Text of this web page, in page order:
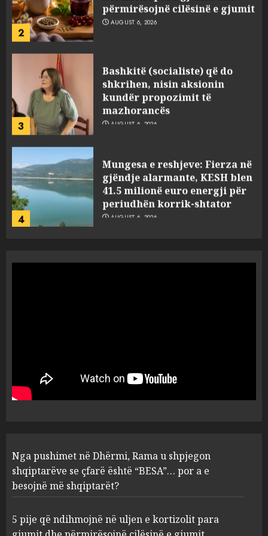
2
përmirësojnë cilësinë e gjumit
AUGUST 6, 2026
3
Bashkitë (socialiste) që do
shkrihen, nisin aksionin
kundër propozimit të
mazhorancës
AUGUST 6, 2026
4
Mungesa e reshjeve: Fierza në
gjëndje alarmante, KESH blen
41.5 milionë euro energji për
periudhën korrik-shtator
AUGUST 6, 2026
Vera të rrezikshme: Si po e
1
se çfarë është “BESA”… por a e
besojnë më shqiptarët?
AUGUST 6, 2026
2
kortizolit para gjumit dhe
përmirësojnë cilësinë e gjumit
AUGUST 6, 2026
Nga pushimet në Dhërmi, Rama u shpjegon
shqiptarëve se çfarë është “BESA”… por a e
besojnë më shqiptarët?
5 pije që ndihmojnë në uljen e kortizolit para